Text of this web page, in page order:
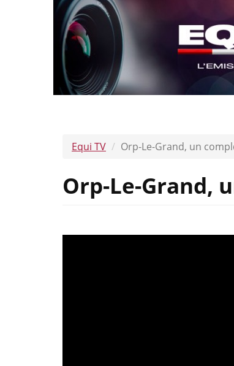
Equi TV Orp-Le-Grand, un
Orp-Le-Grand,